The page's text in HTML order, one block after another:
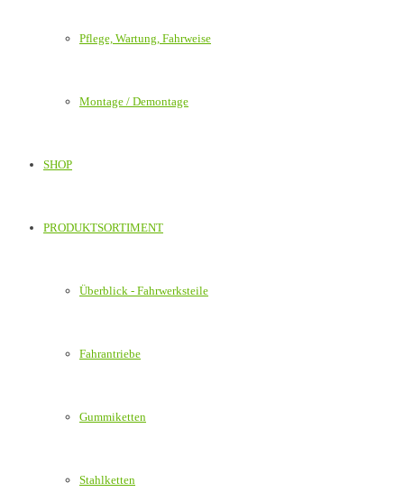
Pflege, Wartung, Fahrweise
Montage / Demontage
SHOP
PRODUKTSORTIMENT
Überblick - Fahrwerksteile
Fahrantriebe
Gummiketten
Stahlketten